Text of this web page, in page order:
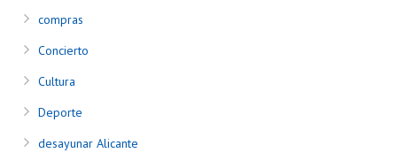
compras
Concierto
Cultura
Deporte
desayunar Alicante